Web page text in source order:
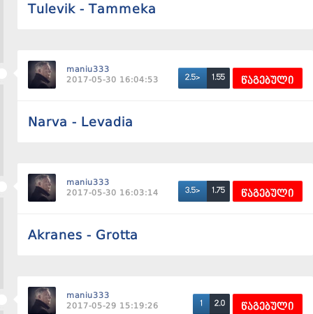
Tulevik - Tammeka
maniu333
2017-05-30 16:04:53
2.5> 1.55 წაგებული
Narva - Levadia
maniu333
2017-05-30 16:03:14
3.5> 1.75 წაგებული
Akranes - Grotta
maniu333
2017-05-29 15:19:26
1 2.0 წაგებული